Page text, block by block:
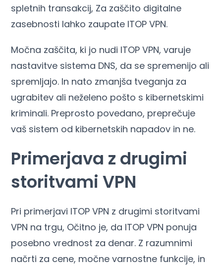
spletnih transakcij, Za zaščito digitalne
zasebnosti lahko zaupate ITOP VPN.
Močna zaščita, ki jo nudi ITOP VPN, varuje
nastavitve sistema DNS, da se spremenijo ali
spremljajo. In nato zmanjša tveganja za
ugrabitev ali neželeno pošto s kibernetskimi
kriminali. Preprosto povedano, preprečuje
vaš sistem od kibernetskih napadov in ne.
Primerjava z drugimi
storitvami VPN
Pri primerjavi ITOP VPN z drugimi storitvami
VPN na trgu, Očitno je, da ITOP VPN ponuja
posebno vrednost za denar. Z razumnimi
načrti za cene, močne varnostne funkcije, in